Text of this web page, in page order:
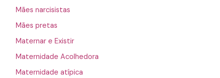
Mães narcisistas
Mães pretas
Maternar e Existir
Maternidade Acolhedora
Maternidade atípica